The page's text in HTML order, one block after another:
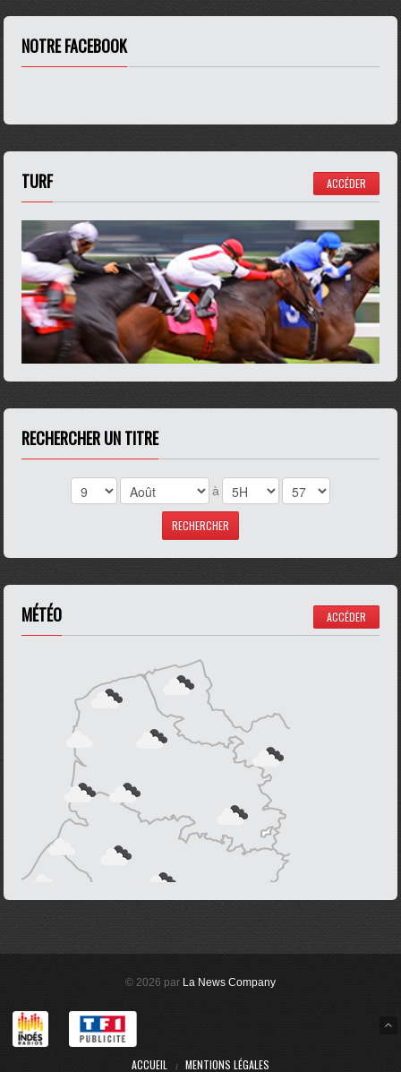
NOTRE FACEBOOK
TURF ACCÉDER
RECHERCHER UN TITRE
à
MÉTÉO ACCÉDER
© 2026 par La News Company
ACCUEIL MENTIONS LÉGALES